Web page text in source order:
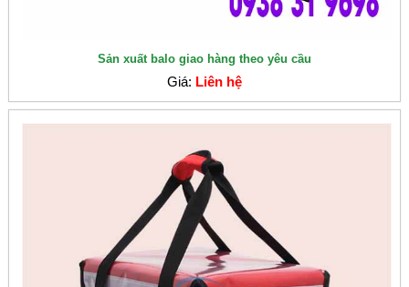
Sản xuất balo giao hàng theo yêu cầu
Giá: Liên hệ